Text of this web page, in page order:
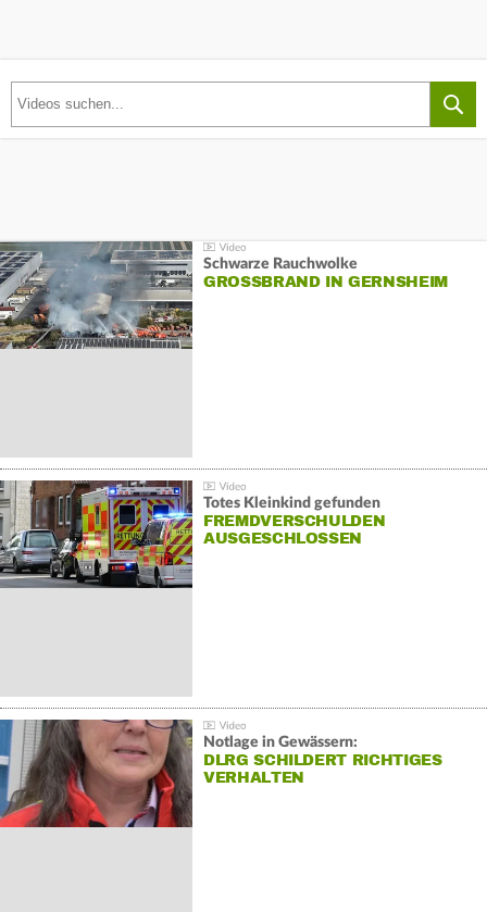
Schwarze Rauchwolke
GROSSBRAND IN GERNSHEIM
Totes Kleinkind gefunden
FREMDVERSCHULDEN
AUSGESCHLOSSEN
Notlage in Gewässern:
DLRG SCHILDERT RICHTIGES
VERHALTEN